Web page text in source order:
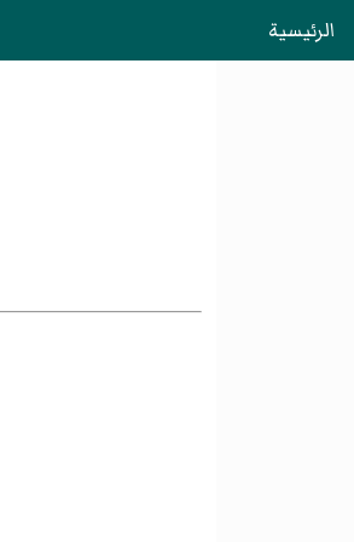
الرئيسية